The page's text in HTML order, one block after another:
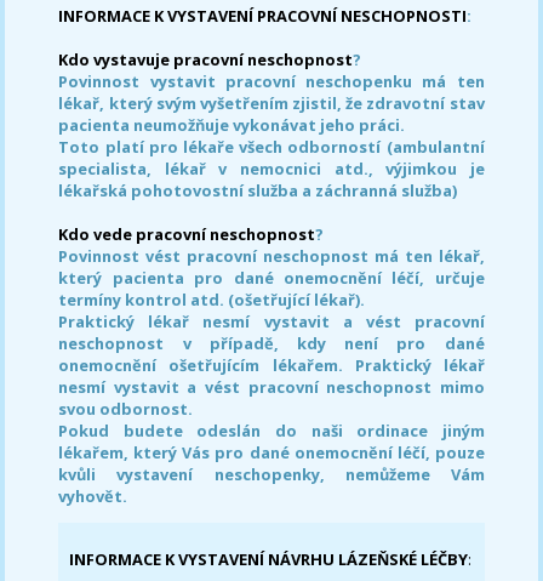
INFORMACE K VYSTAVENÍ PRACOVNÍ NESCHOPNOSTI:
Kdo vystavuje pracovní neschopnost?
Povinnost vystavit pracovní neschopenku má ten
lékař, který svým vyšetřením zjistil, že zdravotní stav
pacienta neumožňuje vykonávat jeho práci.
Toto platí pro lékaře všech odborností (ambulantní
specialista, lékař v nemocnici atd., výjimkou je
lékařská pohotovostní služba a záchranná služba)
Kdo vede pracovní neschopnost?
Povinnost vést pracovní neschopnost má ten lékař,
který pacienta pro dané onemocnění léčí, určuje
termíny kontrol atd. (ošetřující lékař).
Praktický lékař nesmí vystavit a vést pracovní
neschopnost v případě, kdy není pro dané
onemocnění ošetřujícím lékařem. Praktický lékař
nesmí vystavit a vést pracovní neschopnost mimo
svou odbornost.
Pokud budete odeslán do naši ordinace jiným
lékařem, který Vás pro dané onemocnění léčí, pouze
kvůli vystavení neschopenky, nemůžeme Vám
vyhovět.
INFORMACE K VYSTAVENÍ NÁVRHU LÁZEŇSKÉ LÉČBY: